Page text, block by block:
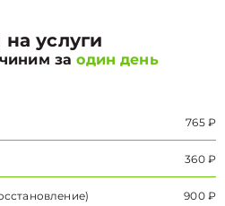
услуги
заодин день
765 ₽
360 ₽
900 ₽